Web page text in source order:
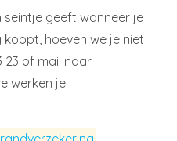
geeft wanneer je
hoeven we je niet
23 of mail naar
werken je